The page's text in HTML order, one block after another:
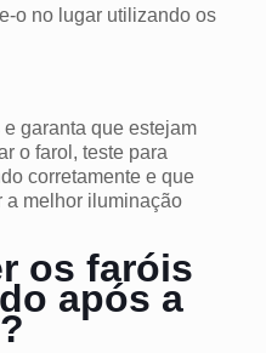
o no lugar utilizando os
garanta que estejam
o farol, teste para
corretamente e que
a melhor iluminação
os faróis
após a